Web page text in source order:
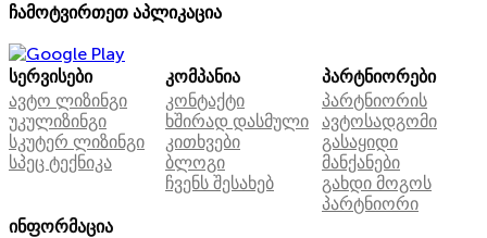
ჩამოტვირთეთ აპლიკაცია
სერვისები
ავტო ლიზინგი
უკულიზინგი
სკუტერ ლიზინგი
სპეც ტექნიკა
კომპანია
კონტაქტი
ხშირად დასმული
კითხვები
ბლოგი
ჩვენს შესახებ
პარტნიორები
პარტნიორის
ავტოსადგომი
გასაყიდი
მანქანები
გახდი მოგოს
პარტნიორი
ინფორმაცია